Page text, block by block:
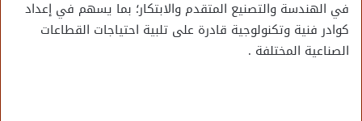
في الهندسة والتصنيع المتقدم والابتكار؛ بما يسهم في إعداد
كوادر فنية وتكنولوجية قادرة على تلبية احتياجات القطاعات
الصناعية المختلفة .